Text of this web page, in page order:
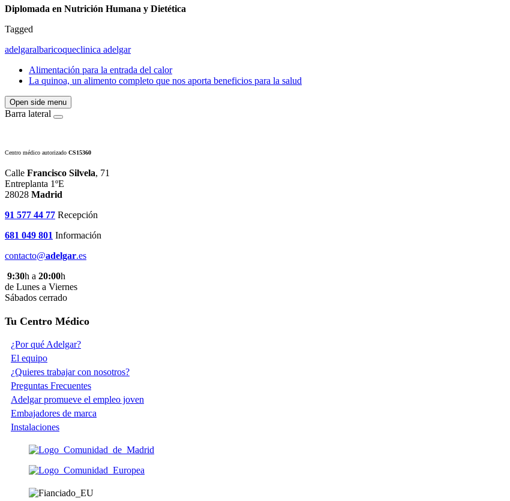
Diplomada en Nutrición Humana y Dietética
Tagged
adelgaralbaricoqueclinica adelgar
Alimentación para la entrada del calor
La quinoa, un alimento completo que nos aporta beneficios para la salud
Open side menu
Barra lateral
Centro médico autorizado CS15360
Calle Francisco Silvela, 71
Entreplanta 1ºE
28028 Madrid
91 577 44 77 Recepción
681 049 801 Información
contacto@adelgar.es
9:30h a 20:00h
de Lunes a Viernes
Sábados cerrado
Tu Centro Médico
¿Por qué Adelgar?
El equipo
¿Quieres trabajar con nosotros?
Preguntas Frecuentes
Adelgar promueve el empleo joven
Embajadores de marca
Instalaciones